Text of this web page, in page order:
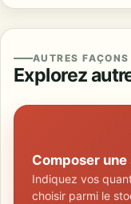
AUTRES
Explorez
Composer
Indiquez vos
choisir parmi le